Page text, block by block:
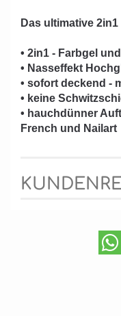
Das ultimative
• 2in1 - Farbgel
• Nasseffekt
• sofort deckend -
• keine
• hauchdünner
French und Nailart